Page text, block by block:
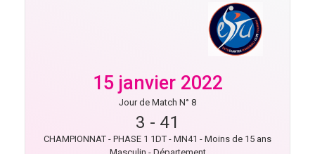
15 janvier 2022
Jour de Match N° 8
3 - 41
CHAMPIONNAT - PHASE 1 1DT - MN41 - Moins de 15 ans